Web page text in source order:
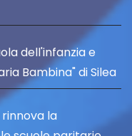
dell'infanzia e
Bambina" di Silea
rinnova la